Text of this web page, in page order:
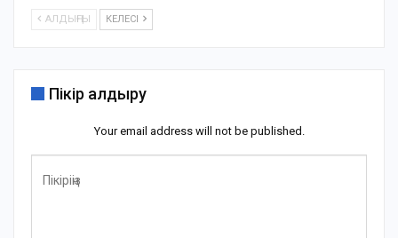
АЛДЫҢҒЫ КЕЛЕСІ
Пікір қалдыру
Your email address will not be published.